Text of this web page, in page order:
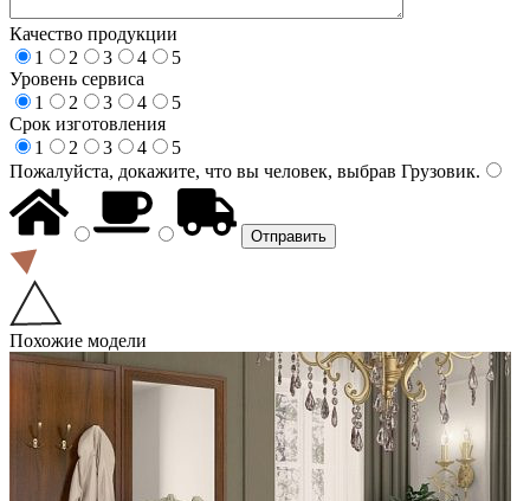
Качество продукции
1
2 3 4
5
Уровень сервиса
1
2 3 4
5
Срок изготовления
1
2 3 4
5
Пожалуйста, докажите, что вы человек, выбрав Грузовик.
Похожие модели